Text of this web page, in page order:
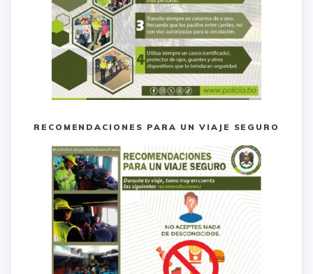
RECOMENDACIONES PARA UN VIAJE SEGURO